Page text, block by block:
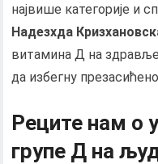
највише категорије и
Надезхда
витамина Д на здравље
да избегну
Реците нам о
групе Д на